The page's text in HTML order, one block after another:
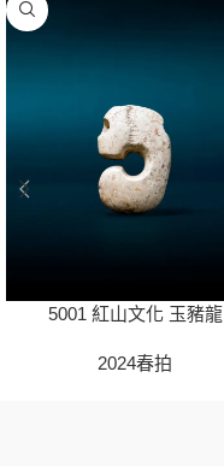
5001 紅山文化 玉豬龍
2024春拍